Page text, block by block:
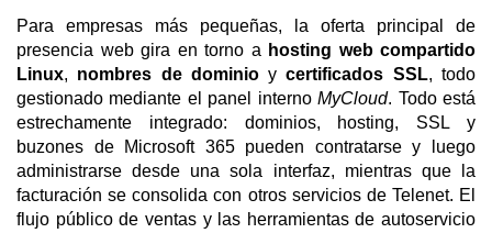
Para empresas más pequeñas, la oferta principal de
presencia web gira en torno a hosting web compartido
Linux, nombres de dominioycertificados SSL, todo
gestionado mediante el panel internoMyCloud. Todo está
estrechamente integrado: dominios, hosting, SSL y
buzones de Microsoft 365 pueden contratarse y luego
administrarse desde una sola interfaz, mientras que la
facturación se consolida con otros servicios de Telenet. El
flujo público de ventas y las herramientas de autoservicio